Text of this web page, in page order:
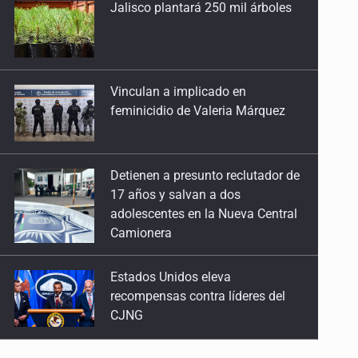
No hay problema de salud
Detienen en Tlajomulco a hombre con dos armas
de fuego y más de 50 cartuchos
10 de Julio de 2026
Instalan mesa de seguridad para conductores de
ERT
9 de Julio de 2026
Que tiradero
10 de Julio de 2026
Vinculan a implicado en
Detienen a presunto reclutador de
17 años y salvan a dos
Estados Unidos eleva
recompensas contra líderes del
CJNG
Mueren cuatro personas por
volcadura en San Miguel el Alto